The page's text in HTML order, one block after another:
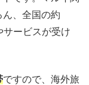
、全国の約
サービスが受け
ですので、海外旅